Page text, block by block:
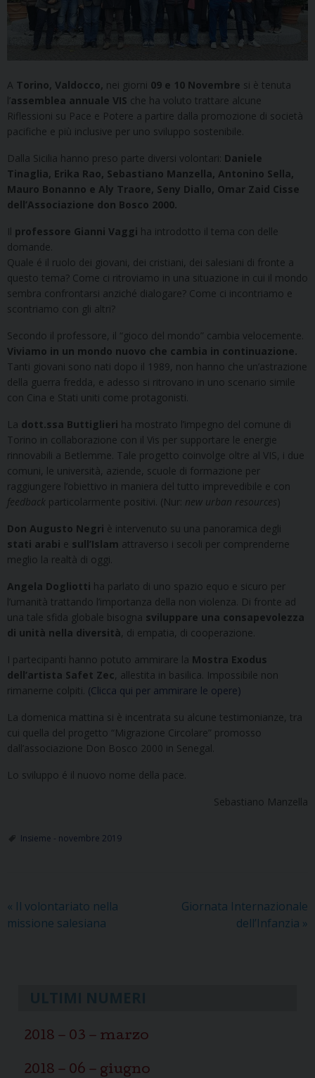
A Torino, Valdocco, nei giorni 09 e 10 Novembre si è tenuta
l’assemblea annuale VIS che ha voluto trattare alcune
Riflessioni su Pace e Potere a partire dalla promozione di società
pacifiche e più inclusive per uno sviluppo sostenibile.
Dalla Sicilia hanno preso parte diversi volontari: Daniele
Tinaglia, Erika Rao, Sebastiano Manzella, Antonino Sella,
Mauro Bonanno e Aly Traore, Seny Diallo, Omar Zaid Cisse
dell’Associazione don Bosco 2000.
Il professore Gianni Vaggi ha introdotto il tema con delle
domande.
Quale é il ruolo dei giovani, dei cristiani, dei salesiani di fronte a
questo tema? Come ci ritroviamo in una situazione in cui il mondo
sembra confrontarsi anziché dialogare? Come ci incontriamo e
scontriamo con gli altri?
Secondo il professore, il “gioco del mondo” cambia velocemente.
Viviamo in un mondo nuovo che cambia in continuazione.
Tanti giovani sono nati dopo il 1989, non hanno che un’astrazione
della guerra fredda, e adesso si ritrovano in uno scenario simile
con Cina e Stati uniti come protagonisti.
La dott.ssa Buttiglieri ha mostrato l’impegno del comune di
Torino in collaborazione con il Vis per supportare le energie
rinnovabili a Betlemme. Tale progetto coinvolge oltre al VIS, i due
comuni, le università, aziende, scuole di formazione per
raggiungere l’obiettivo in maniera del tutto imprevedibile e con
feedback particolarmente positivi. (Nur: new urban resources)
Don Augusto Negri è intervenuto su una panoramica degli
stati arabi e sull’Islam attraverso i secoli per comprenderne
meglio la realtà di oggi.
Angela Dogliotti ha parlato di uno spazio equo e sicuro per
l’umanità trattando l’importanza della non violenza. Di fronte ad
una tale sfida globale bisogna sviluppare una consapevolezza
di unità nella diversità , di empatia, di cooperazione.
I partecipanti hanno potuto ammirare la Mostra Exodus
dell’artista Safet Zec , allestita in basilica. Impossibile non
rimanerne colpiti. (Clicca qui per ammirare le opere)
La domenica mattina si è incentrata su alcune testimonianze, tra
cui quella del progetto “Migrazione Circolare” promosso
dall’associazione Don Bosco 2000 in Senegal.
Lo sviluppo é il nuovo nome della pace.
Sebastiano Manzella
Insieme - novembre 2019
« Il volontariato nella
missione salesiana
Giornata Internazionale
dell’Infanzia »
2018 – 03 – marzo
2018 – 06 – giugno